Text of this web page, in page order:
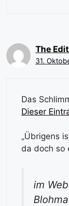
The
31.
Das
Dieser
„Übrigens
da doch so
im